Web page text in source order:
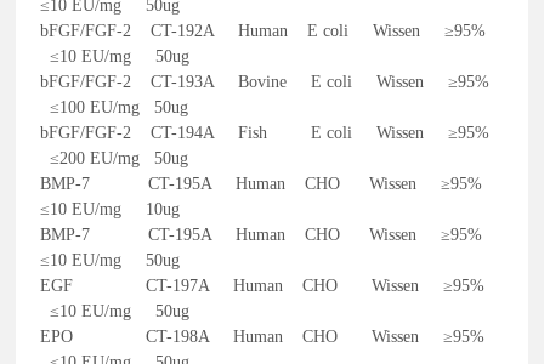
≤10 EU/mg 50ug
bFGF/FGF-2 CT-192A Human E coli Wissen ≥95%
≤10 EU/mg 50ug
bFGF/FGF-2 CT-193A Bovine E coli Wissen ≥95%
≤100 EU/mg 50ug
bFGF/FGF-2 CT-194A Fish E coli Wissen ≥95%
≤200 EU/mg 50ug
BMP-7 CT-195A Human CHO Wissen ≥95%
≤10 EU/mg 10ug
BMP-7 CT-195A Human CHO Wissen ≥95%
≤10 EU/mg 50ug
EGF CT-197A Human CHO Wissen ≥95%
≤10 EU/mg 50ug
EPO CT-198A Human CHO Wissen ≥95%